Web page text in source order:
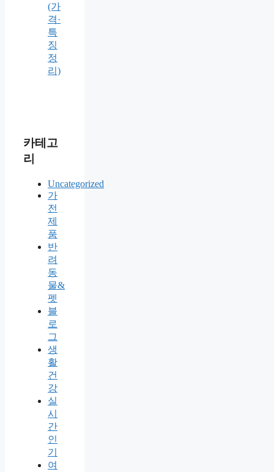
(가
격·
특
징
정
리)
카테고
리
Uncategorized
가
전
제
품
반
려
동
물&
펫
블
로
그
생
활
건
강
실
시
간
인
기
여